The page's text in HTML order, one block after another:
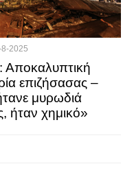
2025
Αποκαλυπτική
επιζήσασας –
μυρωδιά
ήταν χημικό»